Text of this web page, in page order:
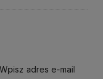
adres e-mail